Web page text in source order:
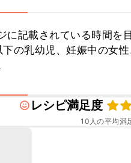
に記載されている時間を
の乳幼児、妊娠中の女
レシピ満足度
10 人の平均満